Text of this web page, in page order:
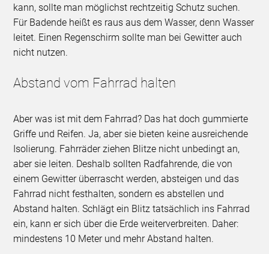
kann, sollte man möglichst rechtzeitig Schutz suchen.
Für Badende heißt es raus aus dem Wasser, denn Wasser
leitet. Einen Regenschirm sollte man bei Gewitter auch
nicht nutzen.
Abstand vom Fahrrad halten
Aber was ist mit dem Fahrrad? Das hat doch gummierte
Griffe und Reifen. Ja, aber sie bieten keine ausreichende
Isolierung. Fahrräder ziehen Blitze nicht unbedingt an,
aber sie leiten. Deshalb sollten Radfahrende, die von
einem Gewitter überrascht werden, absteigen und das
Fahrrad nicht festhalten, sondern es abstellen und
Abstand halten. Schlägt ein Blitz tatsächlich ins Fahrrad
ein, kann er sich über die Erde weiterverbreiten. Daher:
mindestens 10 Meter und mehr Abstand halten.